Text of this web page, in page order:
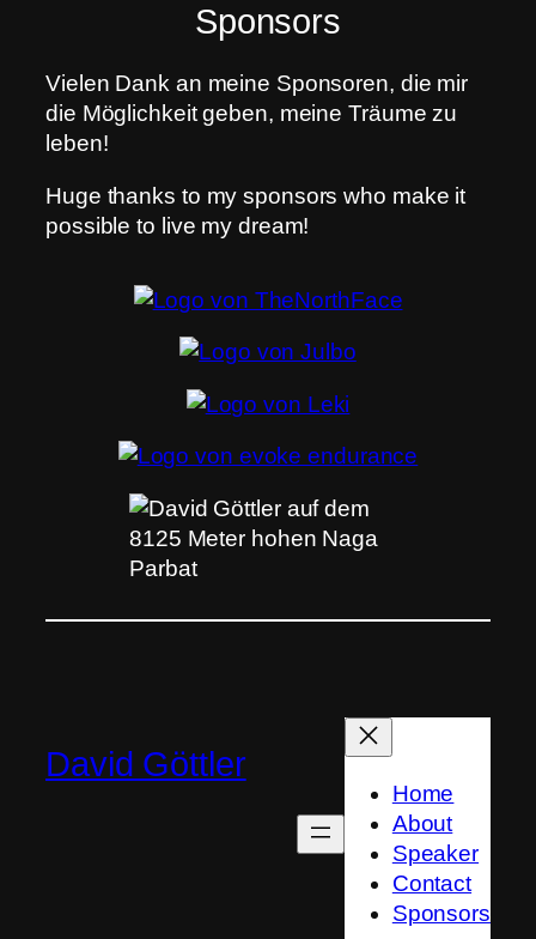
Sponsors
Vielen Dank an meine Sponsoren, die mir
die Möglichkeit geben, meine Träume zu
leben!
Huge thanks to my sponsors who make it
possible to live my dream!
David Göttler
Home
About
Speaker
Contact
Sponsors